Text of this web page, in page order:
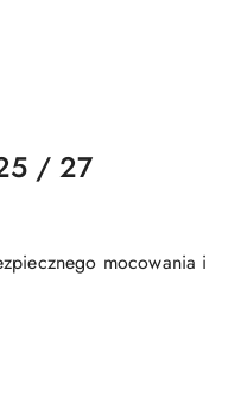
/ 27
mocowania i